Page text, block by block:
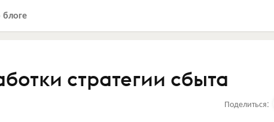
блоге
стратегии сбыта
Поделиться: